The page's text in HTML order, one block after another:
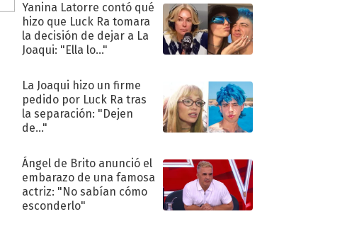
Yanina Latorre contó qué
hizo que Luck Ra tomara
la decisión de dejar a La
Joaqui: "Ella lo..."
La Joaqui hizo un firme
pedido por Luck Ra tras
la separación: "Dejen
de..."
Ángel de Brito anunció el
embarazo de una famosa
actriz: "No sabían cómo
esconderlo"